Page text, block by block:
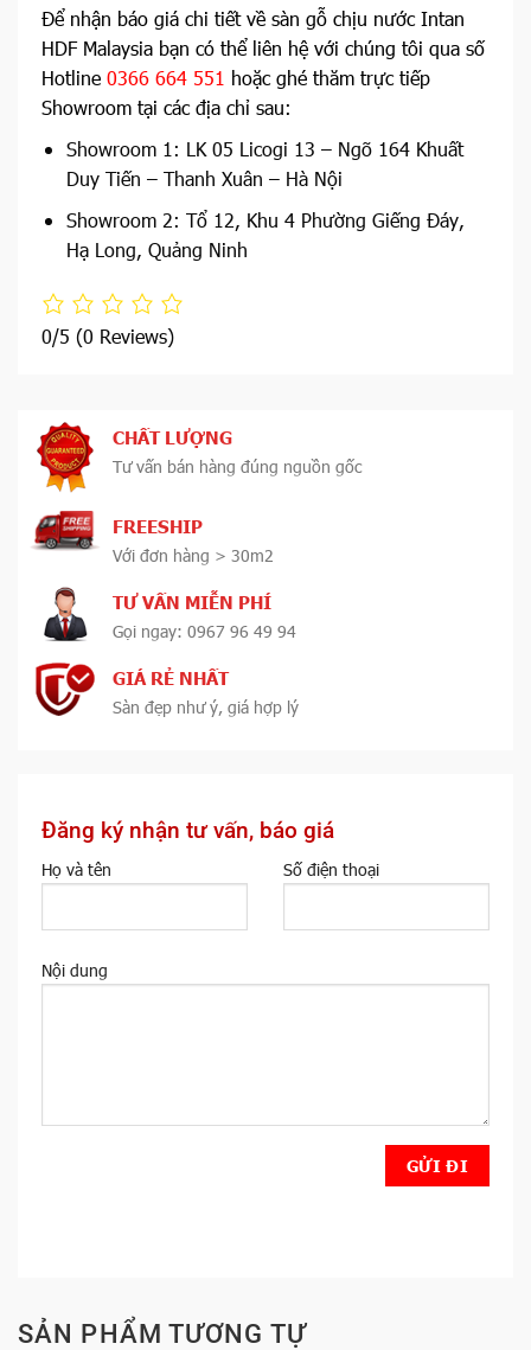
Để nhận báo giá chi tiết về sàn gỗ chịu nước Intan
HDF Malaysia bạn có thể liên hệ với chúng tôi qua số
Hotline 0366 664 551 hoặc ghé thăm trực tiếp
Showroom tại các địa chỉ sau:
Showroom 1: LK 05 Licogi 13 – Ngõ 164 Khuất
Duy Tiến – Thanh Xuân – Hà Nội
Showroom 2: Tổ 12, Khu 4 Phường Giếng Đáy,
Hạ Long, Quảng Ninh
0/5 (0 Reviews)
CHẤT LƯỢNG
Tư vấn bán hàng đúng nguồn gốc
FREESHIP
Với đơn hàng > 30m2
TƯ VẤN MIỄN PHÍ
Gọi ngay: 0967 96 49 94
GIÁ RẺ NHẤT
Sàn đẹp như ý, giá hợp lý
Đăng ký nhận tư vấn, báo giá
Họ và tên Số điện thoại
Nội dung
SẢN PHẨM TƯƠNG TỰ